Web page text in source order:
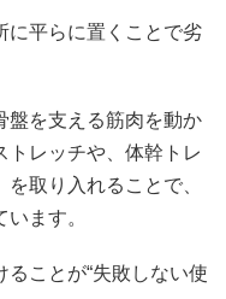
に平らに置くことで劣
盤を支える筋肉を動か
トレッチや、体幹トレ
取り入れることで、
ます。
ことが“失敗しない使